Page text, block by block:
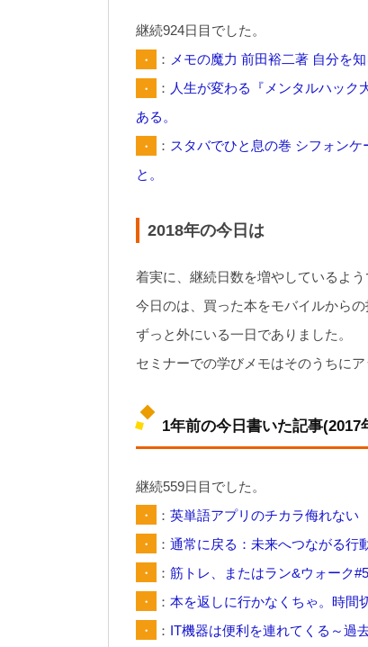
継続924日目でした。
・
： メモの魔力 前田裕二著 自分を知
・
： 人生が変わる『メンタルハック
ある。
・
： スタバでひと息の巻 シフォン
と。
2018年の今日は
着実に、継続日数を増やしているよう
今日のは、買った本をモバイルからの
ずっと外にいる一日でありました。
セミナーでの学びメモはそのうちに
1年前の今日書いた記事(2017
継続559日目でした。
・
： 英単語アプリのチカラ侮れない
・
： 通常に戻る：未来へつながる行
・
： 筋トレ、またはラン&ウォーク
・
： 本を返しに行かなくちゃ。時間
・
： IT機器は便利を連れてくる～過